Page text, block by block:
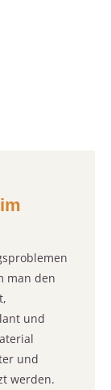
man den
und
und
werden.